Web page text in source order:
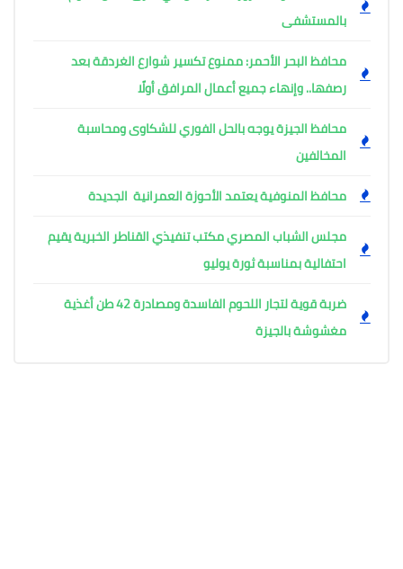
بالمستشفى
محافظ البحر الأحمر: ممنوع تكسير شوارع الغردقة بعد
رصفها.. وإنهاء جميع أعمال المرافق أولًا
محافظ الجيزة يوجه بالحل الفوري للشكاوى ومحاسبة
المخالفين
محافظ المنوفية يعتمد الأحوزة العمرانية الجديدة
مجلس الشباب المصري مكتب تنفيذي القناطر الخبرية يقيم
احتفالية بمناسبة ثورة يوليو
ضربة قوية لتجار اللحوم الفاسدة ومصادرة 42 طن أغذية
مغشوشة بالجيزة